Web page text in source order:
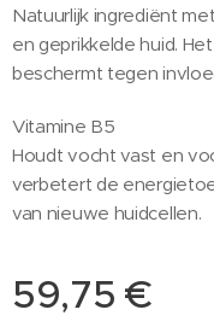
Natuurlijk ingrediënt
en geprikkelde huid.
beschermt tegen
Vitamine B5
Houdt vocht vast en
verbetert de
van nieuwe huidcellen.
59,75 €